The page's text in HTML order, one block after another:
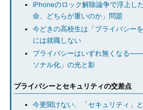
iPhoneのロック解除論争で浮上し
命、どちらが重いのか」問題
今どきの高校生は「プライバシー
には就職しない
プライバシーはいずれ無くなる
ソナル化」の光と影
プライバシーとセキュリティの交差点
今更聞けない、「セキュリティ」